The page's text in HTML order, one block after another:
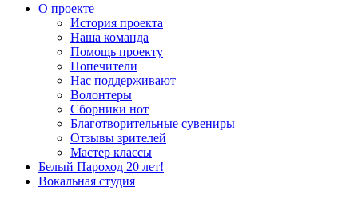
О проекте
История проекта
Наша команда
Помощь проекту
Попечители
Нас поддерживают
Волонтеры
Сборники нот
Благотворительные сувениры
Отзывы зрителей
Мастер классы
Белый Пароход 20 лет!
Вокальная студия